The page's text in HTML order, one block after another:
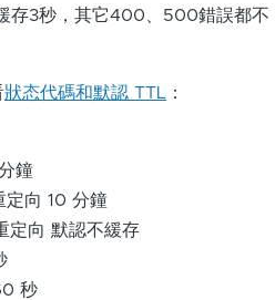
存3秒，其它400、500錯誤都不
狀态代碼和默認 TTL ：
鐘
定向 10 分鐘
定向 默認不緩存
秒